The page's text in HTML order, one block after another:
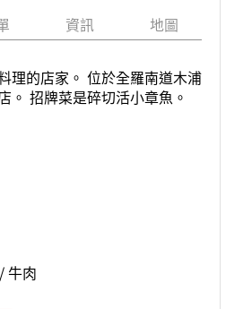
資訊 地圖
理的店家。 位於全羅南道木浦
。 招牌菜是碎切活小章魚。
牛肉